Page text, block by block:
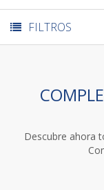
FILTROS
Descubre ahora